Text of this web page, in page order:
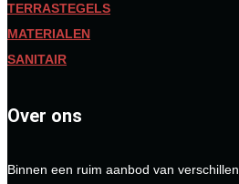
TERRASTEGELS
MATERIALEN
SANITAIR
Over ons
Binnen een ruim aanbod van